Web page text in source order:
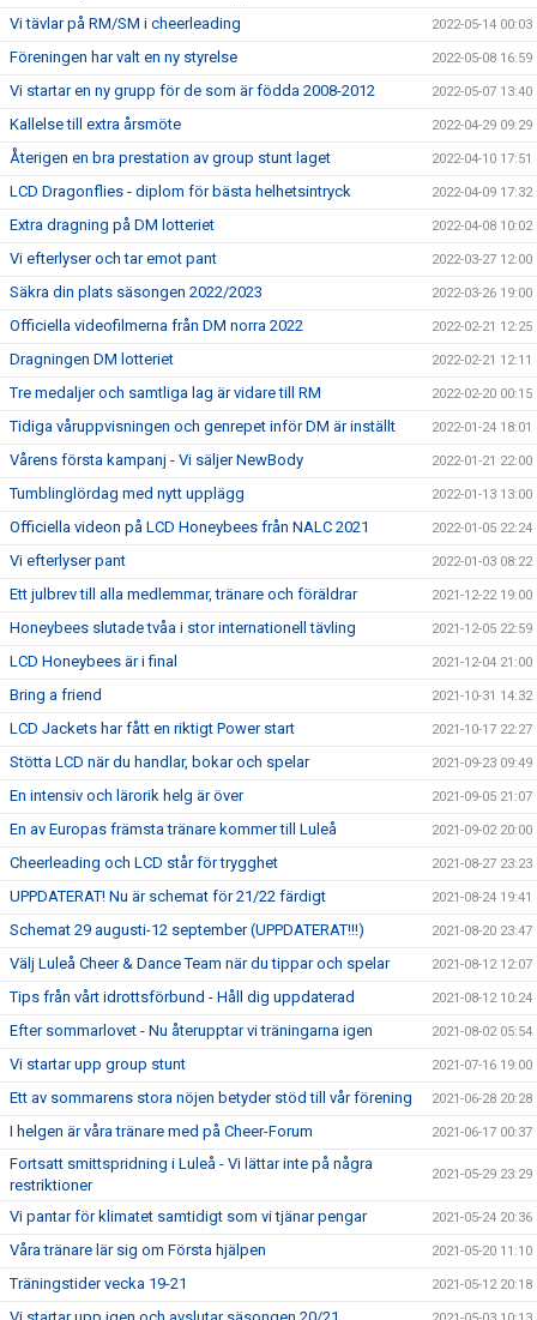
Vi tävlar på RM/SM i cheerleading 2022-05-14 00:03
Föreningen har valt en ny styrelse 2022-05-08 16:59
Vi startar en ny grupp för de som är födda 2008-2012 2022-05-07 13:40
Kallelse till extra årsmöte 2022-04-29 09:29
Återigen en bra prestation av group stunt laget 2022-04-10 17:51
LCD Dragonflies - diplom för bästa helhetsintryck 2022-04-09 17:32
Extra dragning på DM lotteriet 2022-04-08 10:02
Vi efterlyser och tar emot pant 2022-03-27 12:00
Säkra din plats säsongen 2022/2023 2022-03-26 19:00
Officiella videofilmerna från DM norra 2022 2022-02-21 12:25
Dragningen DM lotteriet 2022-02-21 12:11
Tre medaljer och samtliga lag är vidare till RM 2022-02-20 00:15
Tidiga våruppvisningen och genrepet inför DM är inställt 2022-01-24 18:01
Vårens första kampanj - Vi säljer NewBody 2022-01-21 22:00
Tumblinglördag med nytt upplägg 2022-01-13 13:00
Officiella videon på LCD Honeybees från NALC 2021 2022-01-05 22:24
Vi efterlyser pant 2022-01-03 08:22
Ett julbrev till alla medlemmar, tränare och föräldrar 2021-12-22 19:00
Honeybees slutade tvåa i stor internationell tävling 2021-12-05 22:59
LCD Honeybees är i final 2021-12-04 21:00
Bring a friend 2021-10-31 14:32
LCD Jackets har fått en riktigt Power start 2021-10-17 22:27
Stötta LCD när du handlar, bokar och spelar 2021-09-23 09:49
En intensiv och lärorik helg är över 2021-09-05 21:07
En av Europas främsta tränare kommer till Luleå 2021-09-02 20:00
Cheerleading och LCD står för trygghet 2021-08-27 23:23
UPPDATERAT! Nu är schemat för 21/22 färdigt 2021-08-24 19:41
Schemat 29 augusti-12 september (UPPDATERAT!!!) 2021-08-20 23:47
Välj Luleå Cheer & Dance Team när du tippar och spelar 2021-08-12 12:07
Tips från vårt idrottsförbund - Håll dig uppdaterad 2021-08-12 10:24
Efter sommarlovet - Nu återupptar vi träningarna igen 2021-08-02 05:54
Vi startar upp group stunt 2021-07-16 19:00
Ett av sommarens stora nöjen betyder stöd till vår förening 2021-06-28 20:28
I helgen är våra tränare med på Cheer-Forum 2021-06-17 00:37
Fortsatt smittspridning i Luleå - Vi lättar inte på några
restriktioner
2021-05-29 23:29
Vi pantar för klimatet samtidigt som vi tjänar pengar 2021-05-24 20:36
Våra tränare lär sig om Första hjälpen 2021-05-20 11:10
Träningstider vecka 19-21 2021-05-12 20:18